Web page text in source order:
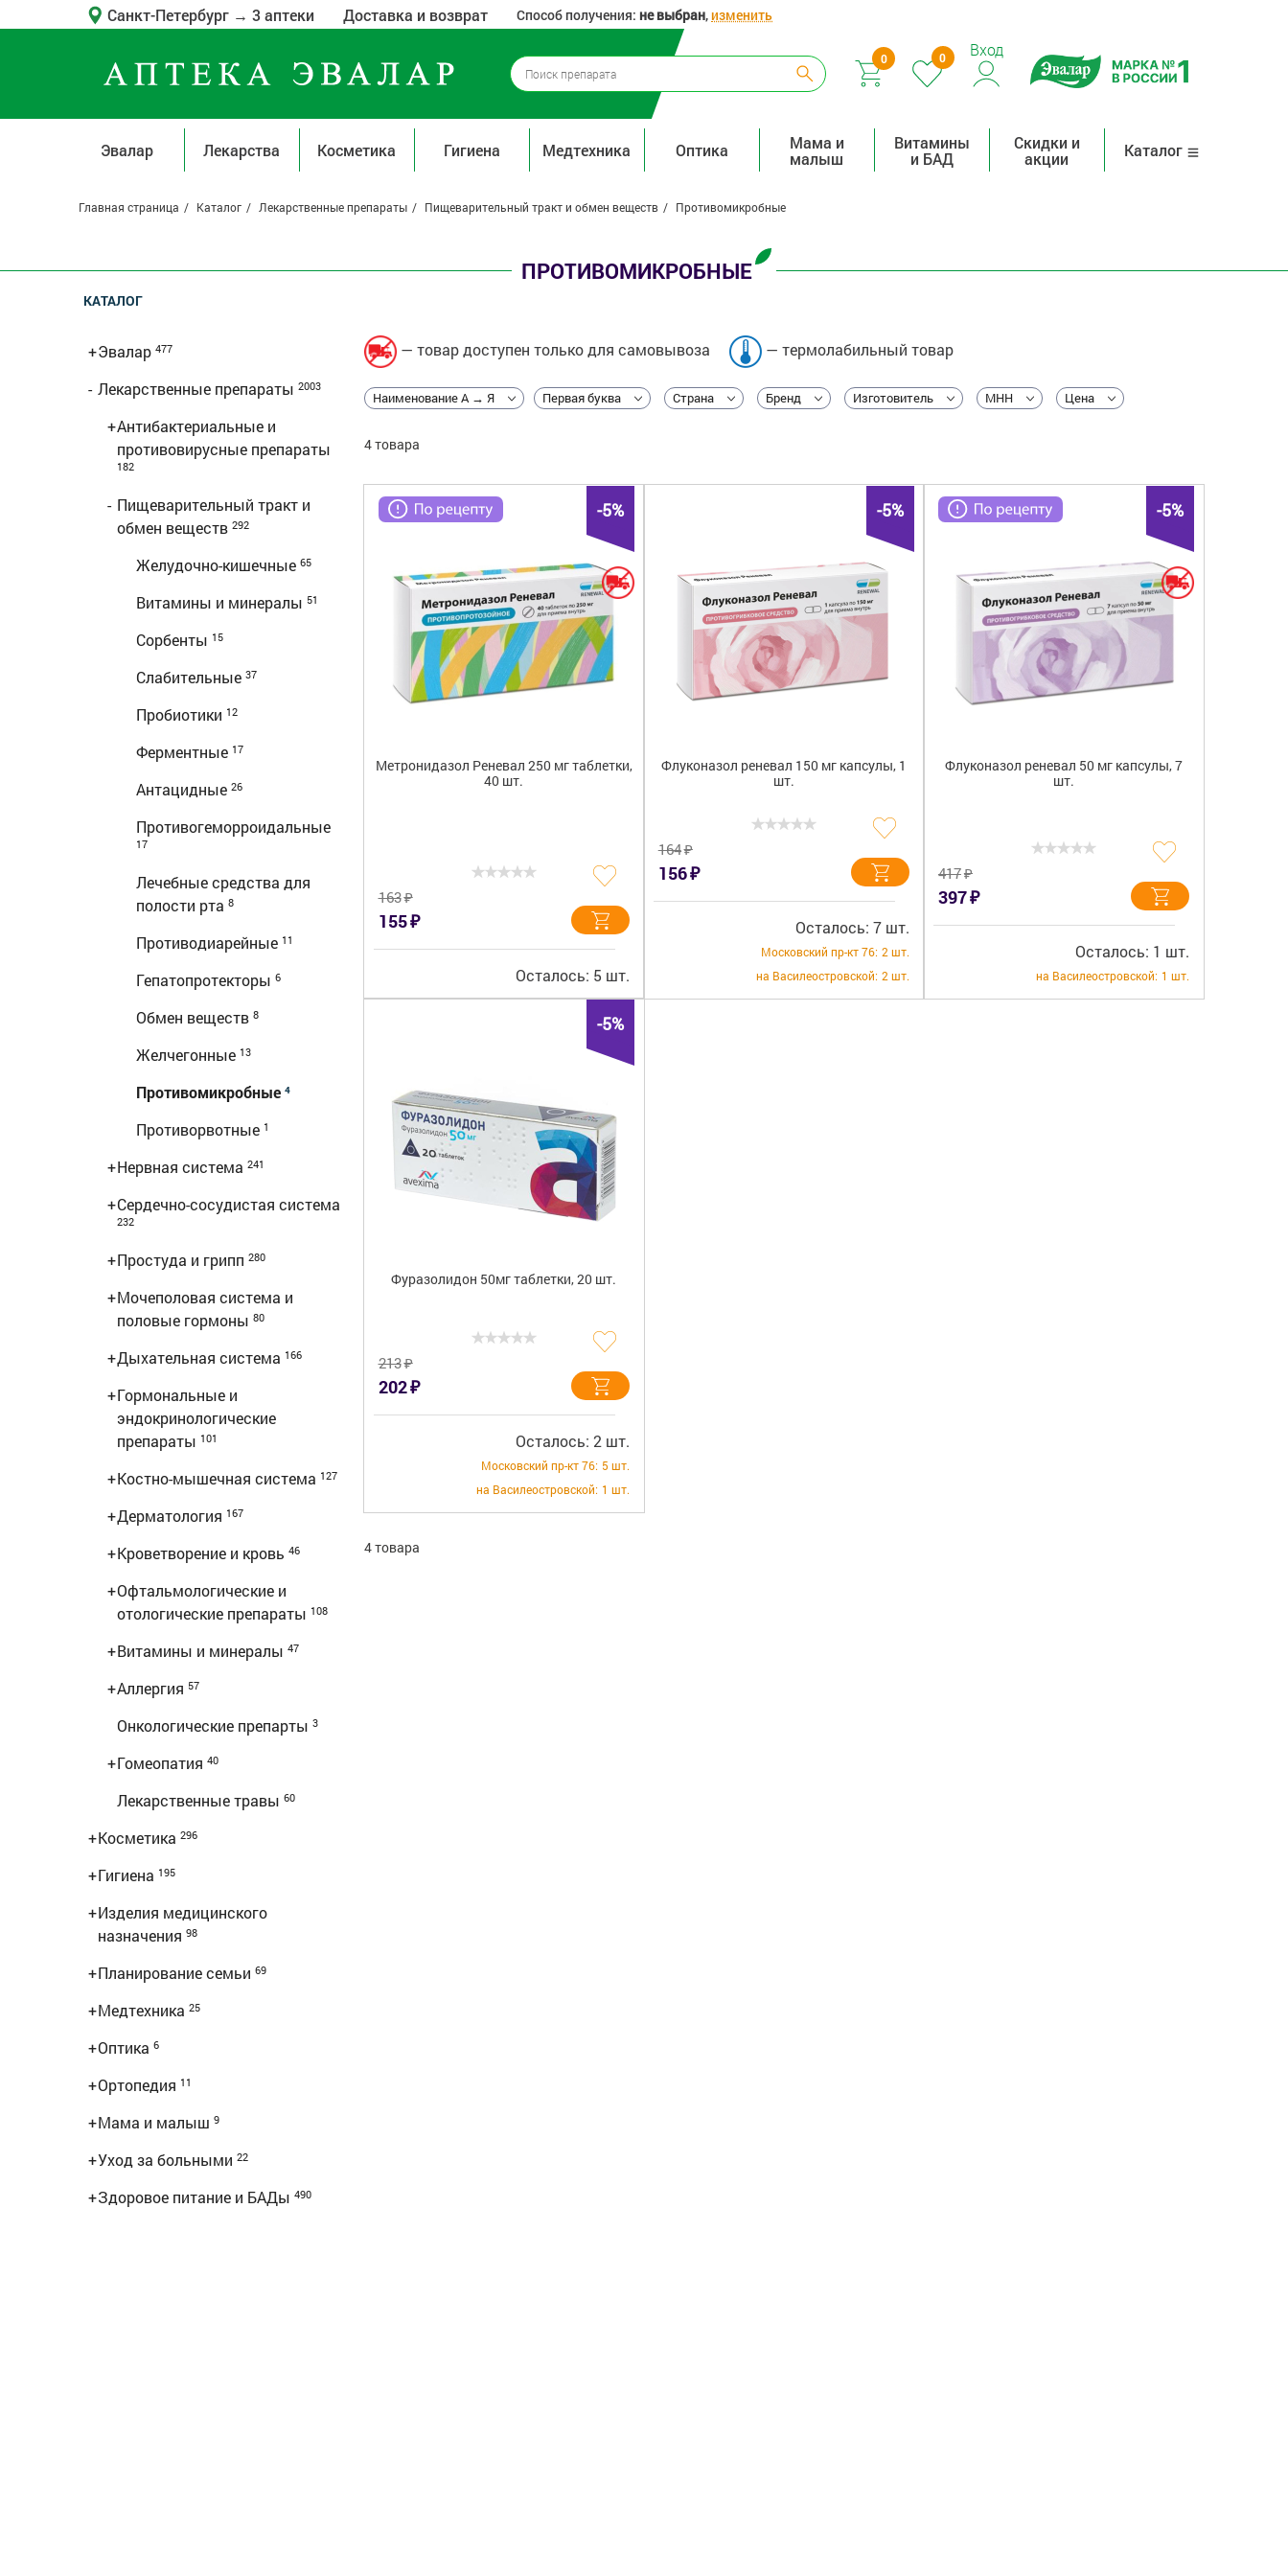
Санкт-Петербург → 3 аптеки Доставка и возврат Способ получения: не выбран,изменить
0 0 Вход
Эвалар Лекарства Косметика Гигиена Медтехника Оптика
Мама и
малыш
Витамины
и БАД
Скидки и
акции
Каталог
Главная страница Каталог Лекарственные препараты Пищеварительный тракт и обмен веществ Противомикробные
ПРОТИВОМИКРОБНЫЕ
КАТАЛОГ
+Эвалар 477
- Лекарственные препараты 2003
+Антибактериальные и
противовирусные препараты
182
- Пищеварительный тракт и
обмен веществ 292
Желудочно-кишечные 65
Витамины и минералы 51
Сорбенты 15
Слабительные 37
Пробиотики 12
Ферментные 17
Антацидные 26
Противогеморроидальные
17
Лечебные средства для
полости рта 8
Противодиарейные 11
Гепатопротекторы 6
Обмен веществ 8
Желчегонные 13
Противомикробные 4
Противорвотные 1
+Нервная система 241
+Сердечно-сосудистая система
232
+Простуда и грипп 280
+Мочеполовая система и
половые гормоны 80
+Дыхательная система 166
+Гормональные и
эндокринологические
препараты 101
+Костно-мышечная система 127
+Дерматология 167
+Кроветворение и кровь 46
+Офтальмологические и
отологические препараты 108
+Витамины и минералы 47
+Аллергия 57
Онкологические препарты 3
+Гомеопатия 40
Лекарственные травы 60
+Косметика 296
+Гигиена 195
+Изделия медицинского
назначения 98
+Планирование семьи 69
+Медтехника 25
+Оптика 6
+Ортопедия 11
+Мама и малыш 9
+Уход за больными 22
+Здоровое питание и БАДы 490
— товар доступен только для самовывоза — термолабильный товар
Наименование А → Я Первая буква Страна Бренд Изготовитель МНН Цена
4 товара
-5%
Метронидазол Реневал 250 мг таблетки,
40 шт.
163₽
155₽
Осталось: 5 шт.
-5%
Флуконазол реневал 150 мг капсулы, 1
шт.
164₽
156₽
Осталось: 7 шт.
Московский пр-кт 76: 2 шт.
на Василеостровской: 2 шт.
-5%
Флуконазол реневал 50 мг капсулы, 7
шт.
417₽
397₽
Осталось: 1 шт.
на Василеостровской: 1 шт.
-5%
Фуразолидон 50мг таблетки, 20 шт.
213₽
202₽
Осталось: 2 шт.
Московский пр-кт 76: 5 шт.
на Василеостровской: 1 шт.
4 товара